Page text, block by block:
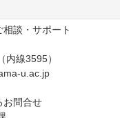
談・サポート
線3595）
u.ac.jp
お問合せ